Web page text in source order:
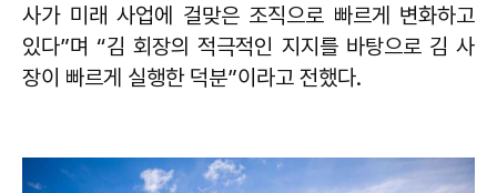
사가 미래 사업에 걸맞은 조직으로 빠르게 변화하고
있다”며 “김 회장의 적극적인 지지를 바탕으로 김 사
장이 빠르게 실행한 덕분”이라고 전했다.